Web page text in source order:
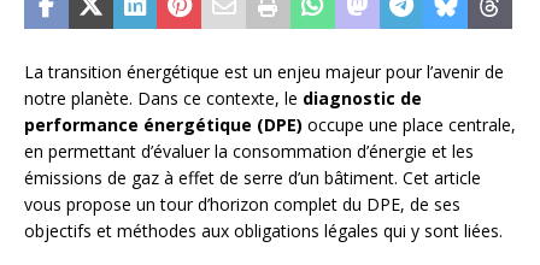
La transition énergétique est un enjeu majeur pour l’avenir de
notre planète. Dans ce contexte, le diagnostic de
performance énergétique (DPE) occupe une place centrale,
en permettant d’évaluer la consommation d’énergie et les
émissions de gaz à effet de serre d’un bâtiment. Cet article
vous propose un tour d’horizon complet du DPE, de ses
objectifs et méthodes aux obligations légales qui y sont liées.